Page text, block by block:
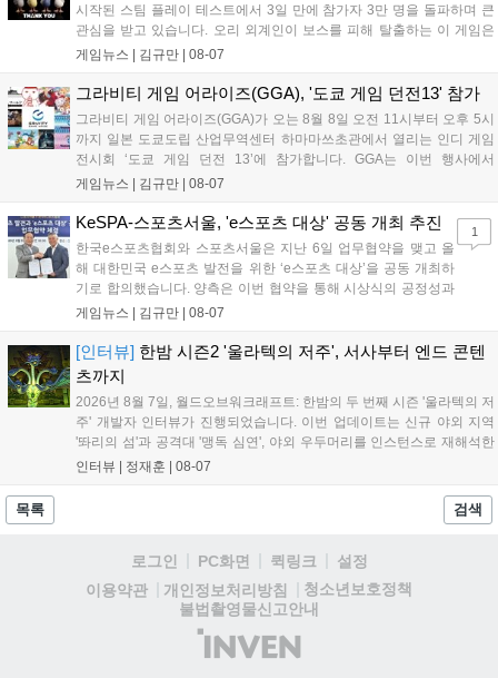
시작된 스팀 플레이 테스트에서 3일 만에 참가자 3만 명을 돌파하며 큰
관심을 받고 있습니다. 오리 외계인이 보스를 피해 탈출하는 이 게임은
최대 4인 협동을 지원하며, 소음 관리와 물리 법칙을 활용한 전략적 플레
을 개선 중이며, 상세 정보는 스팀 페이지에서 확인 가능합니다....
게임뉴스 | 김규만 | 08-07
그라비티 게임 어라이즈(GGA), '도쿄 게임 던전13' 참가
그라비티 게임 어라이즈(GGA)가 오는 8월 8일 오전 11시부터 오후 5시
까지 일본 도쿄도립 산업무역센터 하마마쓰초관에서 열리는 인디 게임
전시회 ‘도쿄 게임 던전 13’에 참가합니다. GGA는 이번 행사에서
‘JALECO ARCADE COLLECTION’ 시리즈의 미공개 작품 12종을 최초
입니다. 시연 참여 관람객에게는 선착순으로 특별 굿즈를 증정하며, 인
게임뉴스 | 김규만 | 08-07
KeSPA-스포츠서울, 'e스포츠 대상' 공동 개최 추진
한국e스포츠협회와 스포츠서울은 지난 6일 업무협약을 맺고 올
해 대한민국 e스포츠 발전을 위한 ‘e스포츠 대상’을 공동 개최하
기로 합의했습니다. 양측은 이번 협약을 통해 시상식의 공정성과
전문성을 강화하고 MZ세대를 겨냥한 미디어 영향력을 확대해 e
김영만 회장은 10년 만에 재추진되는 이번 시상식이 e스포츠의
성과와 가치를 널리 알리는 권위 있는 행사가 되도록 노력하겠다
고 밝혔습니다....
게임뉴스 | 김규만 | 08-07
1
[인터뷰] 한밤 시즌2 '울라텍의 저주', 서사부터 엔드 콘텐
츠까지
2026년 8월 7일, 월드오브워크래프트: 한밤의 두 번째 시즌 '울라텍의 저
주' 개발자 인터뷰가 진행되었습니다. 이번 업데이트는 신규 야외 지역
'똬리의 섬'과 공격대 '맹독 심연', 야외 우두머리를 인스턴스로 재해석한
'소굴'을 포함합니다. 개발진은 하우징 시스템 개선 및 신화+ 던전 로테이
인터뷰 | 정재훈 | 08-07
목록 검색
로그인 PC화면 퀵링크
설정
이용약관
개인정보처리방침
청소년보호정책
불법촬영물신고안내
(주)
인